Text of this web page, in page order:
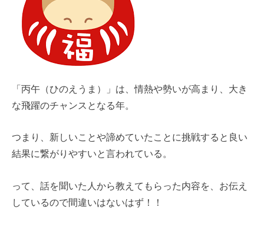
「丙午（ひのえうま）」は、情熱や勢いが高まり、大き
な飛躍のチャンスとなる年。
つまり、新しいことや諦めていたことに挑戦すると良い
結果に繋がりやすいと言われている。
って、話を聞いた人から教えてもらった内容を、お伝え
しているので間違いはないはず！！